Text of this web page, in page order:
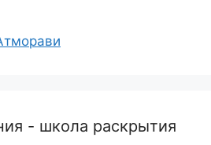
- школа раскрытия